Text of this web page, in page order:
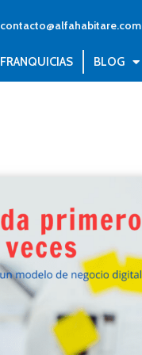
contacto@alfahabitare.com
FRANQUICIAS BLOG